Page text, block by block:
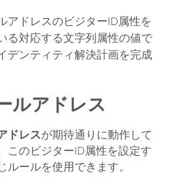
アドレスのビジターID属性を
る対応する文字列属性の値で
デンティティ解決計画を完成
ルアドレス
ドレスが期待通りに動作して
このビジターID属性を設定す
ールを使用できます。